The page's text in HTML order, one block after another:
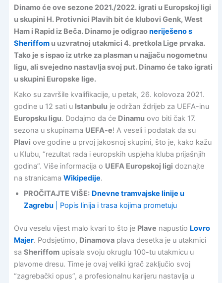
Dinamo će ove sezone 2021./2022. igrati u Europskoj ligi
u skupini H. Protivnici Plavih bit će klubovi Genk, West
Ham i Rapid iz Beča. Dinamo je odigraoneriješeno s
Sheriffomu uzvratnoj utakmici 4. pretkola Lige prvaka.
Tako je s ispao iz utrke za plasman u najjaču nogometnu
ligu, ali svejedno nastavlja svoj put. Dinamo će tako igrati
u skupini Europske lige.
Kako su završile kvalifikacije, u petak, 26. kolovoza 2021.
godine u 12 sati u Istanbulu je održan ždrijeb za UEFA-inu
Europsku ligu. Dodajmo da će Dinamu ovo biti čak 17.
sezona u skupinama UEFA-e! A veseli i podatak da su
Plavi ove godine u prvoj jakosnoj skupini, što je, kako kažu
u Klubu, “rezultat rada i europskih uspjeha kluba prijašnjih
godina”. Više informacija o UEFA Europskoj ligi doznajte
na stranicama Wikipedije.
PROČITAJTE VIŠE: Dnevne tramvajske linije u
Zagrebu| Popis linija i trasa kojima prometuju
Ovu veselu vijest malo kvari to što je Plave napustio Lovro
Majer. Podsjetimo, Dinamovaplava desetka je u utakmici
sa Sheriffomupisala svoju okruglu 100-tu utakmicu u
plavome dresu. Time je ovaj veliki igrač zaključio svoj
“zagrebački opus”, a profesionalnu karijeru nastavlja u